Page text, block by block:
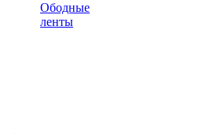
Ободные
ленты